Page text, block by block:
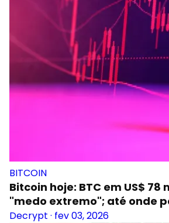
BITCOIN
Bitcoin hoje: BTC em US$ 78
"medo extremo"; até onde
Decrypt · fev 03, 2026